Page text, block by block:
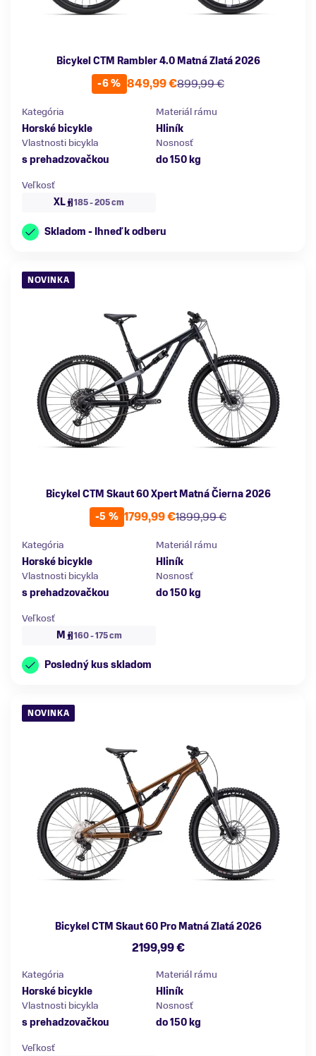
Bicykel CTM Rambler 4.0 Matná Zlatá 2026
-6 %
899,99 €
849,99 €
Kategória
Horské bicykle
Materiál rámu
Hliník
Vlastnosti bicykla
s prehadzovačkou
Nosnosť
do 150 kg
Veľkosť
XL
185 - 205 cm
Skladom - Ihneď k odberu
NOVINKA
Bicykel CTM Skaut 60 Xpert Matná Čierna 2026
-5 %
1899,99 €
1799,99 €
Kategória
Horské bicykle
Materiál rámu
Hliník
Vlastnosti bicykla
s prehadzovačkou
Nosnosť
do 150 kg
Veľkosť
M
160 - 175 cm
Posledný kus skladom
NOVINKA
Bicykel CTM Skaut 60 Pro Matná Zlatá 2026
2199,99 €
Kategória
Horské bicykle
Materiál rámu
Hliník
Vlastnosti bicykla
s prehadzovačkou
Nosnosť
do 150 kg
Veľkosť